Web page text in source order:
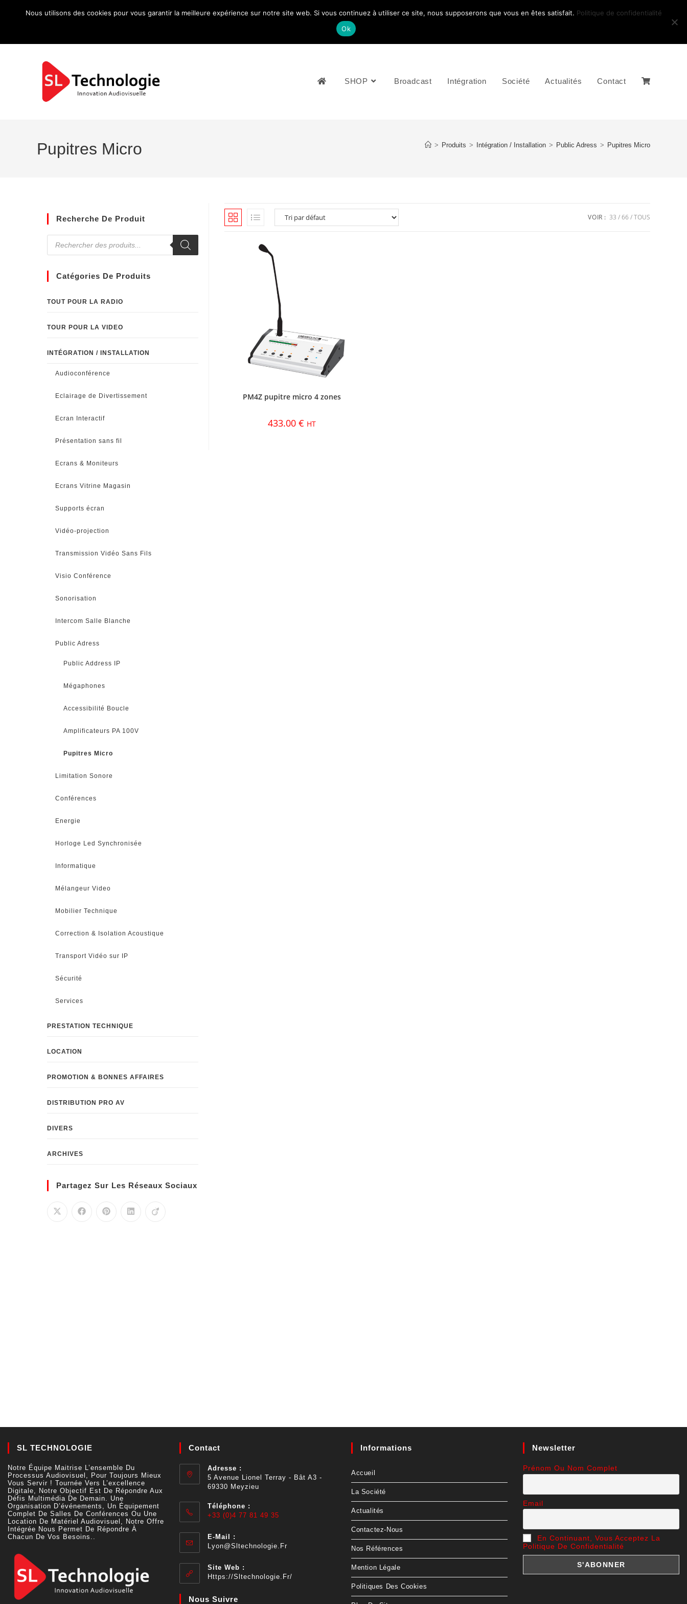
NOUS CONTACTEZ: +33 (0)4 77 81 49 35
SHOP Broadcast Intégration Société Actualités Contact
Pupitres Micro > Produits > Intégration / Installation > Public Adress > Pupitres Micro
VOIR : 33 66 TOUS
PM4Z pupitre micro 4 zones
433.00€ HT
Recherche De Produit
Catégories De Produits
TOUT POUR LA RADIO
TOUR POUR LA VIDEO
INTÉGRATION / INSTALLATION
Audioconférence
Eclairage de Divertissement
Ecran Interactif
Présentation sans fil
Ecrans & Moniteurs
Ecrans Vitrine Magasin
Supports écran
Vidéo-projection
Transmission Vidéo Sans Fils
Visio Conférence
Sonorisation
Intercom Salle Blanche
Public Adress
Public Address IP
Mégaphones
Accessibilité Boucle
Amplificateurs PA 100V
Pupitres Micro
Limitation Sonore
Conférences
Energie
Horloge Led Synchronisée
Informatique
Mélangeur Video
Mobilier Technique
Correction & Isolation Acoustique
Transport Vidéo sur IP
Sécurité
Services
PRESTATION TECHNIQUE
LOCATION
PROMOTION & BONNES AFFAIRES
DISTRIBUTION PRO AV
DIVERS
ARCHIVES
Partagez Sur Les Réseaux Sociaux
SL TECHNOLOGIE
Notre Équipe Maitrise L’ensemble Du
Processus Audiovisuel, Pour Toujours Mieux
Vous Servir ! Tournée Vers L’excellence
Digitale, Notre Objectif Est De Répondre Aux
Défis Multimédia De Demain. Une
Organisation D’événements, Un Équipement
Complet De Salles De Conférences Ou Une
Location De Matériel Audiovisuel, Notre Offre
Intégrée Nous Permet De Répondre À
Chacun De Vos Besoins..
Contact
Adresse :
5 Avenue Lionel Terray - Bât A3 -
69330 Meyzieu
Téléphone :
+33 (0)4 77 81 49 35
E-Mail :
Lyon@sltechnologie.fr
Site Web :
Https://sltechnologie.fr/
Nous Suivre
Informations
Accueil
La Société
Actualités
Contactez-Nous
Nos Références
Mention Légale
Politiques Des Cookies
Newsletter
Prénom Ou Nom Complet
Email
En Continuant, Vous Acceptez La
Politique De Confidentialité
Nous utilisons des cookies pour vous garantir la meilleure expérience sur notre site web. Si vous continuez à utiliser ce site, nous supposerons que vous en êtes satisfait. Politique de confidentialité
Ok